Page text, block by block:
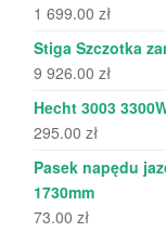
1 699.00 zł
Stiga Szczotka
9 926.00 zł
Hecht 3003
295.00 zł
Pasek napędu
1730mm
73.00 zł